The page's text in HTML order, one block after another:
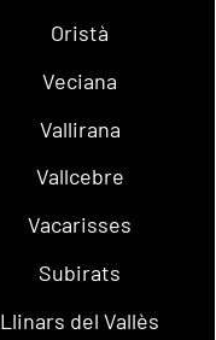
Oristà
Veciana
Vallirana
Vallcebre
Vacarisses
Subirats
Llinars del Vallès